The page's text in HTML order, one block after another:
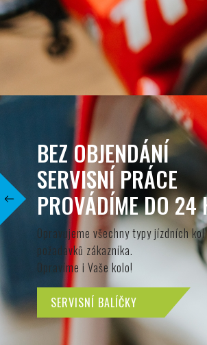
Previous
SWIX
30 % SLEVA!
Na veškerý sortiment od značky SWIX
NOVINKY